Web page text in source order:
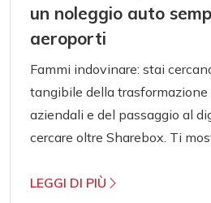
un noleggio auto
aeroporti
Fammi indovinare: stai
tangibile della trasformazione
aziendali e del passaggio al
cercare oltre Sharebox. Ti
LEGGI DI PIÙ